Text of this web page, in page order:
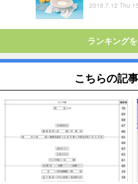
2018.7.12 Thu
ランキング
こちらの記